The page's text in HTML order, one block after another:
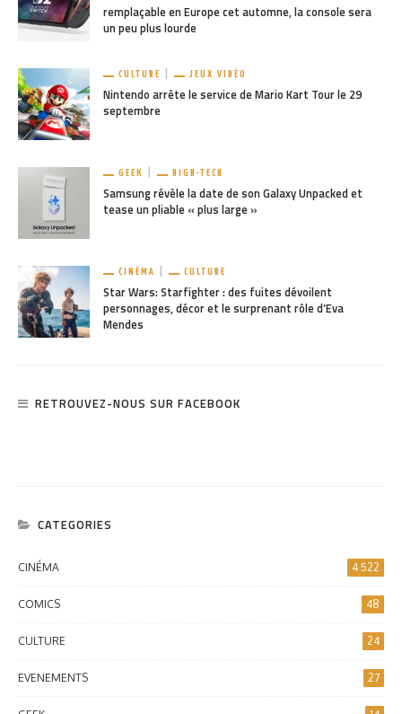
remplaçable en Europe cet automne, la console sera
un peu plus lourde
CULTURE JEUX VIDÉO
Nintendo arrête le service de Mario Kart Tour le 29
septembre
GEEK HIGH-TECH
Samsung révèle la date de son Galaxy Unpacked et
tease un pliable « plus large »
CINÉMA CULTURE
Star Wars: Starfighter : des fuites dévoilent
personnages, décor et le surprenant rôle d’Eva
Mendes
RETROUVEZ-NOUS SUR FACEBOOK
CATEGORIES
CINÉMA 4 522
COMICS 48
CULTURE 24
EVENEMENTS 27